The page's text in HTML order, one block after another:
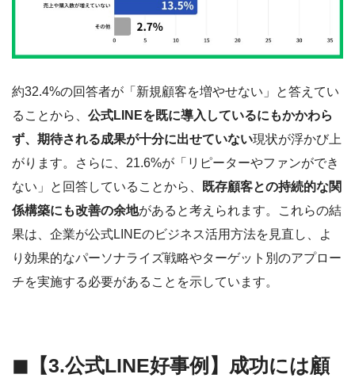
約32.4%の回答者が「新規顧客を増やせない」と答えてい
ることから、 公式LINEを既に導入しているにもかかわら
ず、期待される成果が十分に出せていない現状が浮かび上
がります。さらに、21.6%が「リピーターやファンができ
ない」と回答していることから、
既存顧客との持続的な関
係構築にも改善の余地があると考えられます。これらの結
果は、企業が公式LINEのビジネス活用方法を見直し、よ
り効果的なパーソナライズ戦略やターゲット別のアプロー
チを実施する必要があることを示しています。
◼︎【3.公式LINE好事例】成功には顧